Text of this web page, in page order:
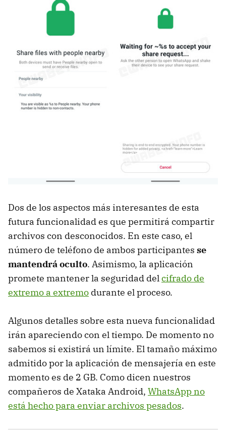
Dos de los aspectos más interesantes de esta
futura funcionalidad es que permitirá compartir
archivos con desconocidos. En este caso, el
número de teléfono de ambos participantes se
mantendrá oculto. Asimismo, la aplicación
promete mantener la seguridad delcifrado de
extremo a extremo durante el proceso.
Algunos detalles sobre esta nueva funcionalidad
irán apareciendo con el tiempo. De momento no
sabemos si existirá un límite. El tamaño máximo
admitido por la aplicación de mensajería en este
momento es de 2 GB. Como dicen nuestros
compañeros de Xataka Android, WhatsApp no
está hecho para enviar archivos pesados.